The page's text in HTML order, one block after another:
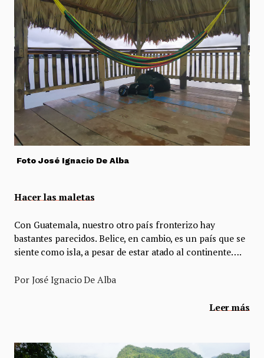
Foto José Ignacio De Alba
Hacer las maletas
Con Guatemala, nuestro otro país fronterizo hay
bastantes parecidos. Belice, en cambio, es un país que se
siente como isla, a pesar de estar atado al continente….
Por José Ignacio De Alba
Leer más